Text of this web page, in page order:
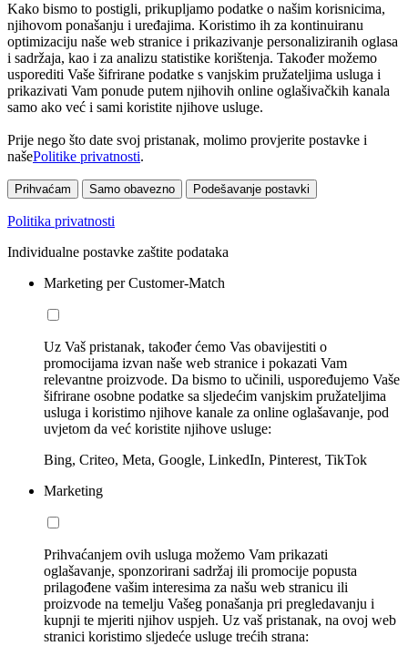
Kako bismo to postigli, prikupljamo podatke o našim korisnicima,
njihovom ponašanju i uređajima. Koristimo ih za kontinuiranu
optimizaciju naše web stranice i prikazivanje personaliziranih oglasa
i sadržaja, kao i za analizu statistike korištenja. Također možemo
usporediti Vaše šifrirane podatke s vanjskim pružateljima usluga i
prikazivati Vam ponude putem njihovih online oglašivačkih kanala
samo ako već i sami koristite njihove usluge.
Prije nego što date svoj pristanak, molimo provjerite postavke i
našePolitike privatnosti.
Prihvaćam Samo obavezno Podešavanje postavki
Politika privatnosti
Individualne postavke zaštite podataka
Marketing per Customer-Match
Uz Vaš pristanak, također ćemo Vas obavijestiti o
promocijama izvan naše web stranice i pokazati Vam
relevantne proizvode. Da bismo to učinili, uspoređujemo Vaše
šifrirane osobne podatke sa sljedećim vanjskim pružateljima
usluga i koristimo njihove kanale za online oglašavanje, pod
uvjetom da već koristite njihove usluge:
Bing, Criteo, Meta, Google, LinkedIn, Pinterest, TikTok
Marketing
Prihvaćanjem ovih usluga možemo Vam prikazati
oglašavanje, sponzorirani sadržaj ili promocije popusta
prilagođene vašim interesima za našu web stranicu ili
proizvode na temelju Vašeg ponašanja pri pregledavanju i
kupnji te mjeriti njihov uspjeh. Uz vaš pristanak, na ovoj web
stranici koristimo sljedeće usluge trećih strana: